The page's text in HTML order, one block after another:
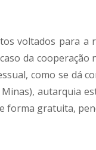
voltados para
da
como se dá
autarquia
forma gratuita,